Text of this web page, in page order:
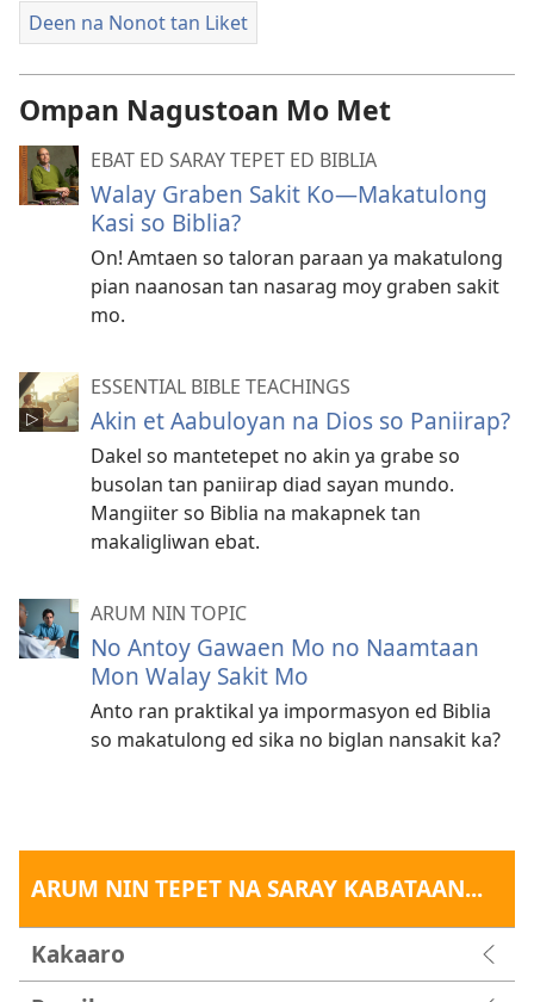
Deen na Nonot tan Liket
Ompan Nagustoan Mo Met
EBAT ED SARAY TEPET ED BIBLIA
Walay Graben Sakit Ko—Makatulong
Kasi so Biblia?
On! Amtaen so taloran paraan ya makatulong
pian naanosan tan nasarag moy graben sakit
mo.
ESSENTIAL BIBLE TEACHINGS
Akin et Aabuloyan na Dios so Paniirap?
Dakel so mantetepet no akin ya grabe so
busolan tan paniirap diad sayan mundo.
Mangiiter so Biblia na makapnek tan
makaligliwan ebat.
ARUM NIN TOPIC
No Antoy Gawaen Mo no Naamtaan
Mon Walay Sakit Mo
Anto ran praktikal ya impormasyon ed Biblia
so makatulong ed sika no biglan nansakit ka?
ARUM NIN TEPET NA SARAY KABATAAN...
Kakaaro